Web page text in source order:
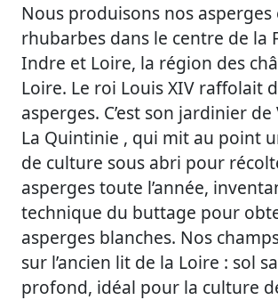
Nous produisons nos asperges
rhubarbes dans le centre de la
Indre et Loire, la région des
Loire. Le roi Louis XIV raffolait
asperges. C’est son jardinier de
La Quintinie , qui mit au point
de culture sous abri pour
asperges toute l’année,
technique du buttage pour
asperges blanches. Nos
sur l’ancien lit de la Loire : sol
profond, idéal pour la culture